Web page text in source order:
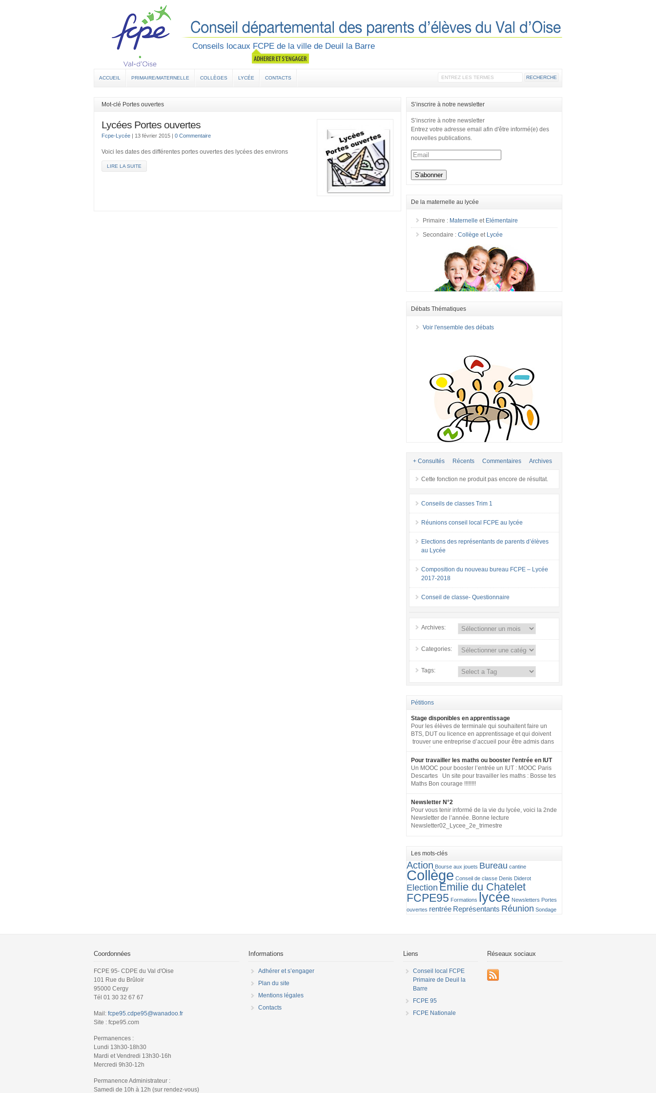
Conseils locaux FCPE de la ville de Deuil la Barre
ACCUEIL PRIMAIRE/MATERNELLE COLLÈGES LYCÉE CONTACTS
Mot-clé Portes ouvertes
Lycées Portes ouvertes
Fcpe-Lycée | 13 février 2015 | 0 Commentaire
Voici les dates des différentes portes ouvertes des lycées des environs
LIRE LA SUITE
S’inscrire à notre newsletter
S’inscrire à notre newsletter
Entrez votre adresse email afin d'être informé(e) des
nouvelles publications.
De la maternelle au lycée
Primaire : Maternelle et Elémentaire
Secondaire :Collège et Lycée
Débats Thématiques
Voir l'ensemble des débats
+ Consultés Récents Commentaires Archives
Cette fonction ne produit pas encore de résultat.
Conseils de classes Trim 1
Réunions conseil local FCPE au lycée
Elections des représentants de parents d’élèves
au Lycée
Composition du nouveau bureau FCPE – Lycée
2017-2018
Conseil de classe- Questionnaire
Archives:
Categories:
Tags:
Pétitions
Stage disponibles en apprentissage
Pour les élèves de terminale qui souhaitent faire un
BTS, DUT ou licence en apprentissage et qui doivent
trouver une entreprise d’accueil pour être admis dans
regroupe tous les postes disponibles en apprentissage
(tous niveaux) en France pour toute la fonction
publique + SNCF. http://www.fonction-
publique.gouv.fr/biep/bienvenue-sur-la-bourse-
interministerielle-de-lemploi-public
Pour travailler les maths ou booster l’entrée en IUT
Un MOOC pour booster l’entrée un IUT : MOOC Paris
Descartes Un site pour travailler les maths : Bosse tes
Maths Bon courage !!!!!!!!
Newsletter N°2
Pour vous tenir informé de la vie du lycée, voici la 2nde
Newsletter de l’année. Bonne lecture
Newsletter02_Lycee_2e_trimestre
Les mots-clés
Action Bourse aux jouets Bureau cantine
Collège Conseil de classe Denis Diderot
Election Emilie du Chatelet
FCPE95 Formations lycée Newsletters Portes
ouvertes rentrée Représentants Réunion Sondage
Coordonnées
FCPE 95- CDPE du Val d'Oise
101 Rue du Brûloir
95000 Cergy
Tél 01 30 32 67 67
Mail: fcpe95.cdpe95@wanadoo.fr
Site : fcpe95.com
Permanences :
Lundi 13h30-18h30
Mardi et Vendredi 13h30-16h
Mercredi 9h30-12h
Permanence Administrateur :
Samedi de 10h à 12h (sur rendez-vous)
Informations
Adhérer et s’engager
Plan du site
Mentions légales
Contacts
Liens
Conseil local FCPE
Primaire de Deuil la
Barre
FCPE 95
FCPE Nationale
Réseaux sociaux